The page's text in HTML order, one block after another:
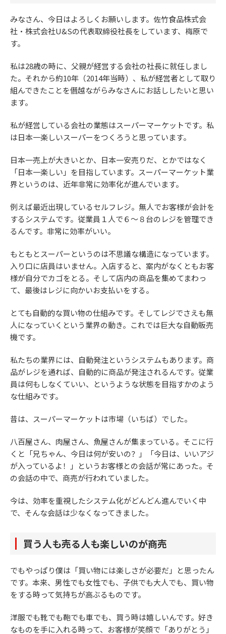
みなさん、今日はよろしくお願いします。佐竹食品株式会
社・株式会社U&Sの代表取締役社長をしています、梅原で
す。
私は28歳の時に、父親が経営する会社の社長に就任しまし
た。それから約10年（2014年当時）、私が経営者として取り
組んできたことを僭越ながらみなさんにお話ししたいと思い
ます。
私が経営している会社の業態はスーパーマーケットです。私
は日本一楽しいスーパーをつくろうと思っています。
日本一売上が大きいとか、日本一安売りだ、とかではなく
「日本一楽しい」を目指しています。スーパーマーケット業
界というのは、近年非常に効率化が進んでいます。
例えば最近出現しているセルフレジ。無人でお客様が会計を
するシステムです。従業員１人で６～８台のレジを管理でき
るんです。非常に効率がいい。
もともとスーパーというのは不思議な構造になっています。
入り口に店員はいません。入店すると、案内がなくともお客
様が自分でカゴをとる。そして店内の商品を集めてまわっ
て、最後はレジに向かいお支払いをする。
とても自動的な買い物の仕組みです。そしてレジでさえも無
人になっていくという業界の動き。これでは巨大な自動販売
機です。
私たちの業界には、自動発注というシステムもあります。商
品がレジを通れば、自動的に商品が発注されるんです。従業
員は何もしなくていい、というような状態を目指すかのよう
な仕組みです。
昔は、スーパーマーケットは市場（いちば）でした。
八百屋さん、肉屋さん、魚屋さんが集まっている。そこに行
くと「兄ちゃん、今日は何が安いの？」「今日は、いいアジ
が入っているよ！」というお客様との会話が常にあった。そ
の会話の中で、商売が行われていました。
今は、効率を重視したシステム化がどんどん進んでいく中
で、そんな会話は少なくなってきました。
買う人も売る人も楽しいのが商売
でもやっぱり僕は「買い物には楽しさが必要だ」と思ったん
です。本来、男性でも女性でも、子供でも大人でも、買い物
をする時って気持ちが高ぶるものです。
洋服でも靴でも鞄でも車でも、買う時は嬉しいんです。好き
なものを手に入れる時って、お客様が笑顔で「ありがとう」